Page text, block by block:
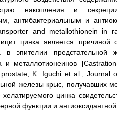
накопления и
антибактериальным и
and metallothionein
цинка является причиной
в эпителии
и металлотионеинов
K. Iguchi et al., Journal
железы крыс, получавших
цинка
функции и